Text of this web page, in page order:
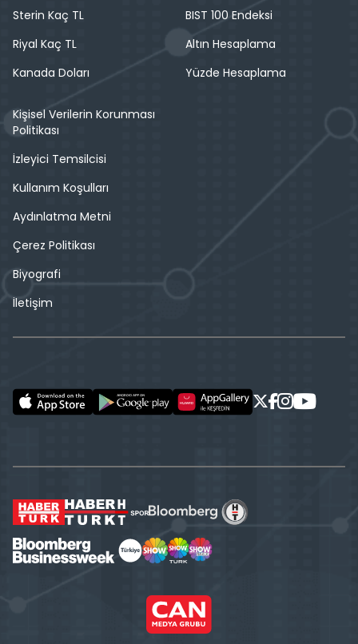
Sterin Kaç TL
Riyal Kaç TL
Kanada Doları
BIST 100 Endeksi
Altın Hesaplama
Yüzde Hesaplama
Kişisel Verilerin Korunması
Politikası
İzleyici Temsilcisi
Kullanım Koşulları
Aydınlatma Metni
Çerez Politikası
Biyografi
İletişim